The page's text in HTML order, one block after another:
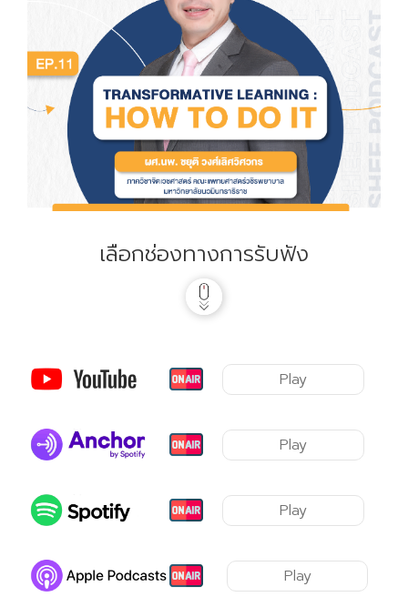
เลือกช่องทางการรับฟัง
Play
Play
Play
Play